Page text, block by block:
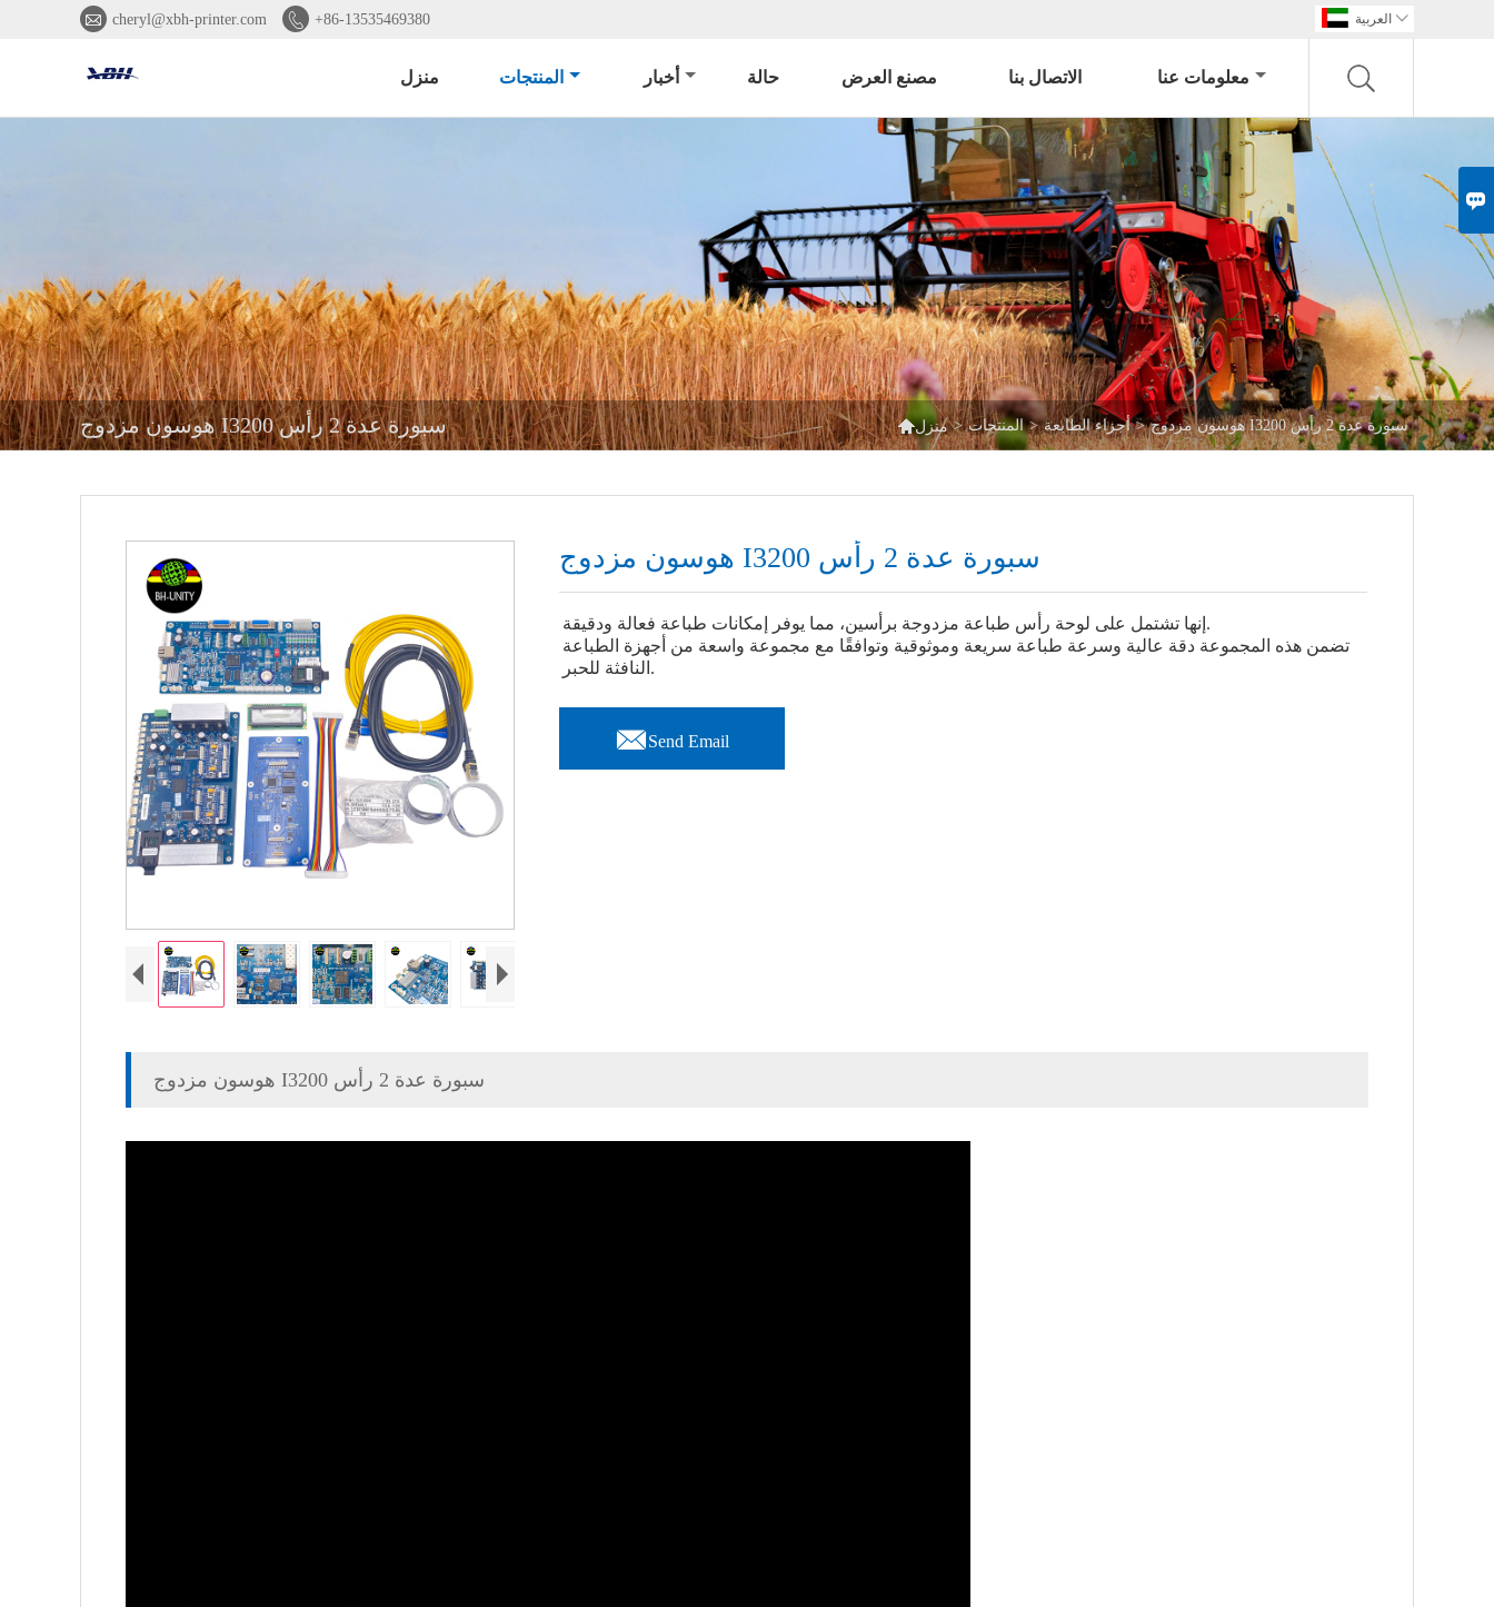

 cheryl@xbh-printer.com  +86-13535469380 العربية 
منزل المنتجات أخبار حالة مصنع العرض الاتصال بنا معلومات عنا
هوسون مزدوج I3200 سبورة عدة 2 رأس منزل > المنتجات > أجزاء الطابعة > هوسون مزدوج I3200 سبورة عدة 2 رأس
هوسون مزدوج I3200 سبورة عدة 2 رأس
إنها تشتمل على لوحة رأس طباعة مزدوجة برأسين، مما يوفر إمكانات طباعة فعالة ودقيقة.
تضمن هذه المجموعة دقة عالية وسرعة طباعة سريعة وموثوقية وتوافقًا مع مجموعة واسعة من أجهزة الطباعة
النافثة للحبر.
Send Email
هوسون مزدوج I3200 سبورة عدة 2 رأس